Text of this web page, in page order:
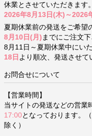
休業とさせていただきます。
2026年8月13日(木)～2026
夏期休業前の発送をご希望
8月10日(月) までにご注文下
8月11日～夏期休業中にい
18日 より順次、発送させて
お問合せについて
【営業時間】
当サイトの発送などの営業
17:00となっております。
除く）